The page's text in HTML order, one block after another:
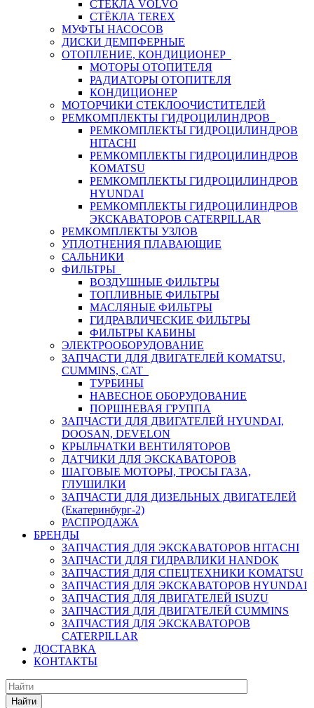
СТЁКЛА VOLVO
СТЁКЛА TEREX
МУФТЫ НАСОСОВ
ДИСКИ ДЕМПФЕРНЫЕ
ОТОПЛЕНИЕ, КОНДИЦИОНЕР
МОТОРЫ ОТОПИТЕЛЯ
РАДИАТОРЫ ОТОПИТЕЛЯ
КОНДИЦИОНЕР
МОТОРЧИКИ СТЕКЛООЧИСТИТЕЛЕЙ
РЕМКОМПЛЕКТЫ ГИДРОЦИЛИНДРОВ
РЕМКОМПЛЕКТЫ ГИДРОЦИЛИНДРОВ
HITACHI
РЕМКОМПЛЕКТЫ ГИДРОЦИЛИНДРОВ
KOMATSU
РЕМКОМПЛЕКТЫ ГИДРОЦИЛИНДРОВ
HYUNDAI
РЕМКОМПЛЕКТЫ ГИДРОЦИЛИНДРОВ
ЭКСКАВАТОРОВ CATERPILLAR
РЕМКОМПЛЕКТЫ УЗЛОВ
УПЛОТНЕНИЯ ПЛАВАЮЩИЕ
САЛЬНИКИ
ФИЛЬТРЫ
ВОЗДУШНЫЕ ФИЛЬТРЫ
ТОПЛИВНЫЕ ФИЛЬТРЫ
МАСЛЯНЫЕ ФИЛЬТРЫ
ГИДРАВЛИЧЕСКИЕ ФИЛЬТРЫ
ФИЛЬТРЫ КАБИНЫ
ЭЛЕКТРООБОРУДОВАНИЕ
ЗАПЧАСТИ ДЛЯ ДВИГАТЕЛЕЙ KOMATSU,
CUMMINS, CAT
ТУРБИНЫ
НАВЕСНОЕ ОБОРУДОВАНИЕ
ПОРШНЕВАЯ ГРУППА
ЗАПЧАСТИ ДЛЯ ДВИГАТЕЛЕЙ HYUNDAI,
DOOSAN, DEVELON
КРЫЛЬЧАТКИ ВЕНТИЛЯТОРОВ
ДАТЧИКИ ДЛЯ ЭКСКАВАТОРОВ
ШАГОВЫЕ МОТОРЫ, ТРОСЫ ГАЗА,
ГЛУШИЛКИ
ЗАПЧАСТИ ДЛЯ ДИЗЕЛЬНЫХ ДВИГАТЕЛЕЙ
(Екатеринбург-2)
РАСПРОДАЖА
БРЕНДЫ
ЗАПЧАСТИЯ ДЛЯ ЭКСКАВАТОРОВ HITACHI
ЗАПЧАСТИ ДЛЯ ГИДРАВЛИКИ HANDOK
ЗАПЧАСТИЯ ДЛЯ СПЕЦТЕХНИКИ KOMATSU
ЗАПЧАСТИЯ ДЛЯ ЭКСКАВАТОРОВ HYUNDAI
ЗАПЧАСТИЯ ДЛЯ ДВИГАТЕЛЕЙ ISUZU
ЗАПЧАСТИЯ ДЛЯ ДВИГАТЕЛЕЙ CUMMINS
ЗАПЧАСТИЯ ДЛЯ ЭКСКАВАТОРОВ
CATERPILLAR
ДОСТАВКА
КОНТАКТЫ
Найти